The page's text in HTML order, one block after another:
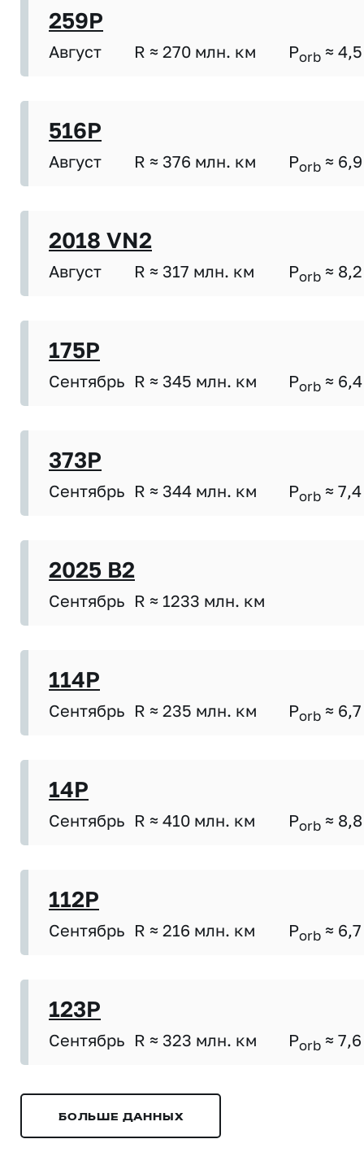
259P
Август R ≈ 270 млн. км Porb ≈ 4,5
516P
Август R ≈ 376 млн. км Porb ≈ 6,9
2018 VN2
Август R ≈ 317 млн. км Porb ≈ 8,2
175P
Сентябрь R ≈ 345 млн. км Porb ≈ 6,4
373P
Сентябрь R ≈ 344 млн. км Porb ≈ 7,4
2025 B2
Сентябрь R ≈ 1233 млн. км
114P
Сентябрь R ≈ 235 млн. км Porb ≈ 6,7
14P
Сентябрь R ≈ 410 млн. км Porb ≈ 8,8
112P
Сентябрь R ≈ 216 млн. км Porb ≈ 6,7
123P
Сентябрь R ≈ 323 млн. км Porb ≈ 7,6
БОЛЬШЕ ДАННЫХ